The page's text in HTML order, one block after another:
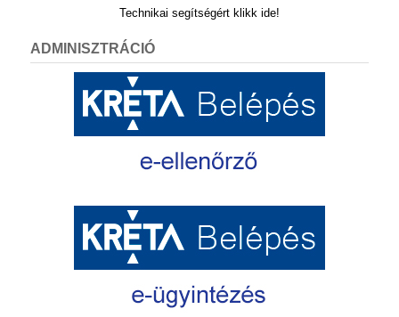
Technikai segítségért klikk ide!
ADMINISZTRÁCIÓ